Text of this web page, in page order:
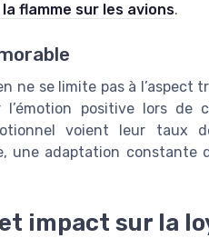
flamme sur les avions.
ne se limite pas à l’aspect
positive lors de
voient leur taux
une adaptation constante
impact sur la